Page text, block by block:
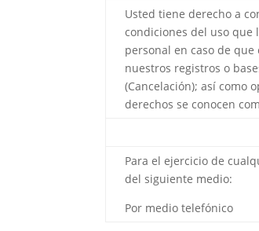
Usted tiene derecho a
condiciones del uso que
personal en caso de
nuestros registros o
(Cancelación); así como
derechos se conocen
Para el ejercicio de
del siguiente medio:
Por medio telefónico